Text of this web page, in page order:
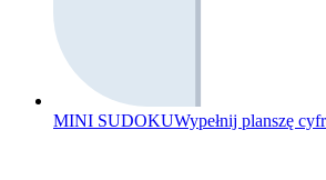
MINI SUDOKUWypełnij planszę